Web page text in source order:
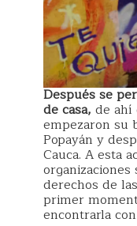
Después se
de casa, de ahí
empezaron su
Popayán y
Cauca. A esta
derechos de
primer
encontrarla